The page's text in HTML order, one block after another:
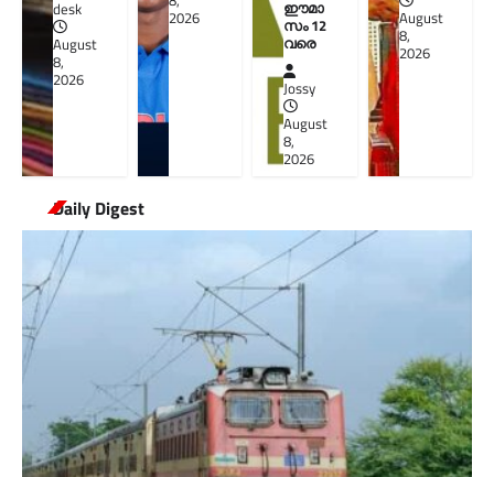
desk
August
8,
2026
2026
ഈമാ
സം 12
വരെ
Jossy
August
8,
2026
August
8,
2026
Daily Digest